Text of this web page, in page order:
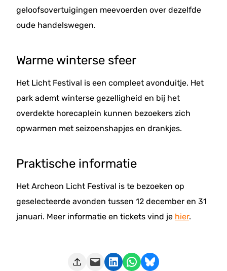
geloofsovertuigingen meevoerden over dezelfde
oude handelswegen.
Warme winterse sfeer
Het Licht Festival is een compleet avonduitje. Het
park ademt winterse gezelligheid en bij het
overdekte horecaplein kunnen bezoekers zich
opwarmen met seizoenshapjes en drankjes.
Praktische informatie
Het Archeon Licht Festival is te bezoeken op
geselecteerde avonden tussen 12 december en 31
januari. Meer informatie en tickets vind je hier.
Deze pagina e-mailen Delen op LinkedIn Delen via WhatsApp Share on Bluesky